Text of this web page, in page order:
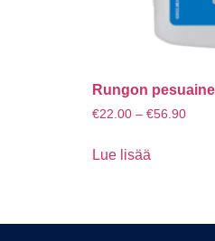
Rungon
€22.00 – €56.90
Lue lisää